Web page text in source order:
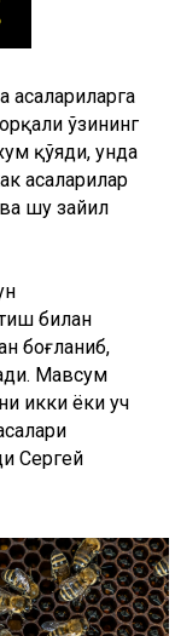
шу зайил
билан
боғланиб,
Мавсум
икки ёки уч
Сергей
катта кўзларга эга